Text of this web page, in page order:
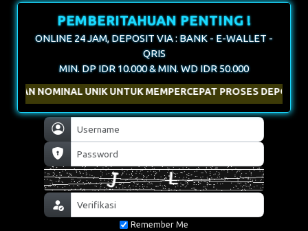
Remember Me
PEMBERITAHUAN PENTING !
ONLINE 24 JAM, DEPOSIT VIA : BANK - E-WALLET -
QRIS
MIN. DP IDR 10.000 & MIN. WD IDR 50.000
MEMPERCEPAT PROSES DEPOSIT